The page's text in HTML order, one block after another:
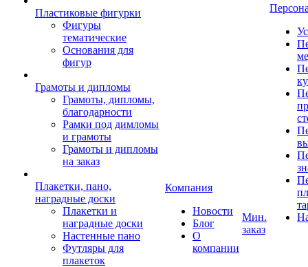
Пластиковые фигурки
Фигуры
тематические
Основания для
фигур
Грамоты и дипломы
Грамоты, дипломы,
благодарности
Рамки под димломы
и грамоты
Грамоты и дипломы
на заказ
Плакетки, пано,
наградные доски
Плакетки и
наградные доски
Настенные пано
Футляры для
плакеток
Компания
Новости
Блог
О
компании
Мин.
заказ